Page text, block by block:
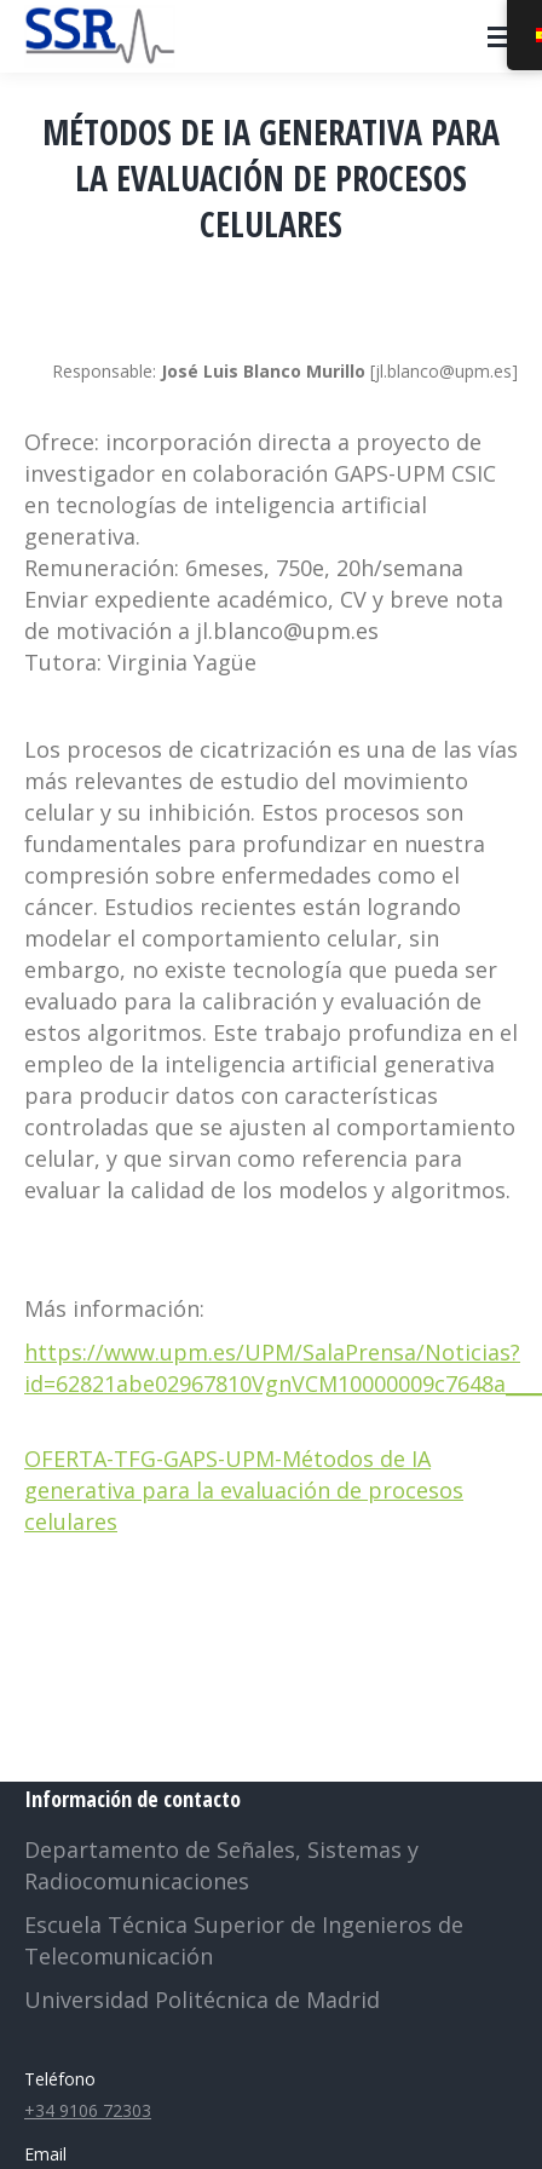
MÉTODOS DE IA GENERATIVA PARA
LA EVALUACIÓN DE PROCESOS
CELULARES
Responsable: José Luis Blanco Murillo [jl.blanco@upm.es]
Ofrece: incorporación directa a proyecto de
investigador en colaboración GAPS-UPM CSIC
en tecnologías de inteligencia artificial
generativa.
Remuneración: 6meses, 750e, 20h/semana
Enviar expediente académico, CV y breve nota
de motivación a jl.blanco@upm.es
Tutora: Virginia Yagüe
Los procesos de cicatrización es una de las vías
más relevantes de estudio del movimiento
celular y su inhibición. Estos procesos son
fundamentales para profundizar en nuestra
compresión sobre enfermedades como el
cáncer. Estudios recientes están logrando
modelar el comportamiento celular, sin
embargo, no existe tecnología que pueda ser
evaluado para la calibración y evaluación de
estos algoritmos. Este trabajo profundiza en el
empleo de la inteligencia artificial generativa
para producir datos con características
controladas que se ajusten al comportamiento
celular, y que sirvan como referencia para
evaluar la calidad de los modelos y algoritmos.
Más información:
https://www.upm.es/UPM/SalaPrensa/Noticias?
OFERTA-TFG-GAPS-UPM-Métodos de IA
generativa para la evaluación de procesos
celulares
Información de contacto
Departamento de Señales, Sistemas y
Radiocomunicaciones
Escuela Técnica Superior de Ingenieros de
Telecomunicación
Universidad Politécnica de Madrid
Teléfono
+34 9106 72303
Email